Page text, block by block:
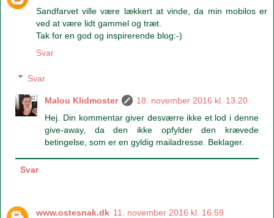
Sandfarvet ville være lækkert at vinde, da min mobilos er
ved at være lidt gammel og træt.
Tak for en god og inspirerende blog:-)
Svar
Svar
Malou Klidmoster
18. november 2016 kl. 13.20
Hej. Din kommentar giver desværre ikke et lod i denne
give-away, da den ikke opfylder den krævede
betingelse, som er en gyldig mailadresse. Beklager.
Svar
www.ostesnak.dk 11. november 2016 kl. 16.59